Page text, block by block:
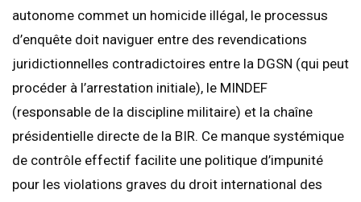
autonome commet un homicide illégal, le processus
d’enquête doit naviguer entre des revendications
juridictionnelles contradictoires entre la DGSN (qui peut
procéder à l’arrestation initiale), le MINDEF
(responsable de la discipline militaire) et la chaîne
présidentielle directe de la BIR. Ce manque systémique
de contrôle effectif facilite une politique d’impunité
pour les violations graves du droit international des